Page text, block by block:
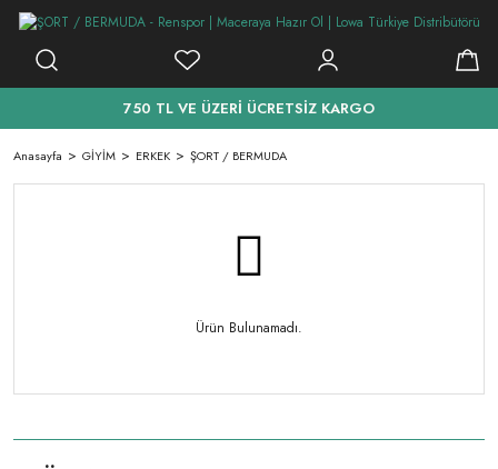
750 TL VE ÜZERİ ÜCRETSİZ KARGO
Anasayfa GİYİM ERKEK ŞORT / BERMUDA
Ürün Bulunamadı.